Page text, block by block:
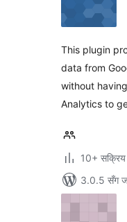
This plugin
data from
without
Analytics to
10+ सक्रिय
3.0.5 सँग